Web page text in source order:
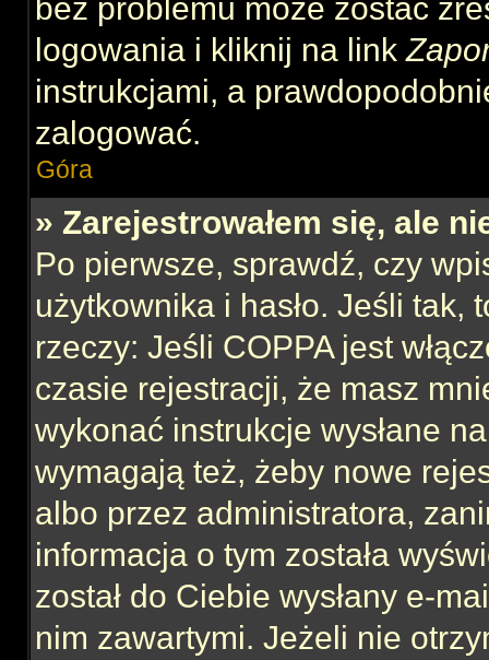
bez problemu może zostać
logowania i kliknij na link
instrukcjami, a
zalogować.
Góra
» Zarejestrowałem się, ale
Po pierwsze, sprawdź, czy
użytkownika i hasło. Jeśli tak,
rzeczy: Jeśli COPPA jest
czasie rejestracji, że masz
wykonać instrukcje wysłane
wymagają też, żeby nowe
albo przez administratora,
informacja o tym została
został do Ciebie wysłany e-
nim zawartymi. Jeżeli nie